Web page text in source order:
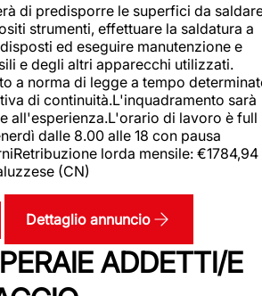
di predisporre le superfici da
strumenti, effettuare la saldatura a
ed eseguire manutenzione e
e degli altri apparecchi utilizzati.
a norma di legge a tempo
di continuità.L'inquadramento sarà
all'esperienza.L'orario di lavoro è full
dalle 8.00 alle 18 con pausa
lorda mensile: €1784,94
(CN)
Dettaglio annuncio
ADDETTI/E